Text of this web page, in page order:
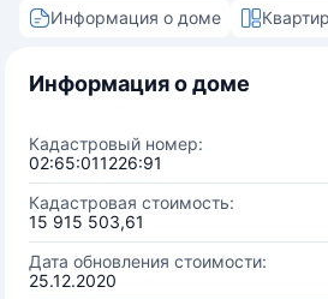
Информация о доме
Информация о доме
Кадастровый номер:
02:65:011226:91
Кадастровая стоимость:
15 915 503,61
Дата обновления стоимости:
25.12.2020